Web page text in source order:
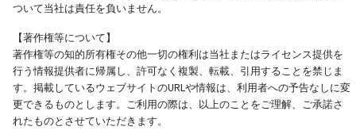
ついて当社は責任を負いません。
【著作権等について】
著作権等の知的所有権その他一切の権利は当社またはライセンス提供を
行う情報提供者に帰属し、許可なく複製、転載、引用することを禁じま
す。掲載しているウェブサイトのURLや情報は、利用者への予告なしに変
更できるものとします。ご利用の際は、以上のことをご理解、ご承諾さ
れたものとさせていただきます。